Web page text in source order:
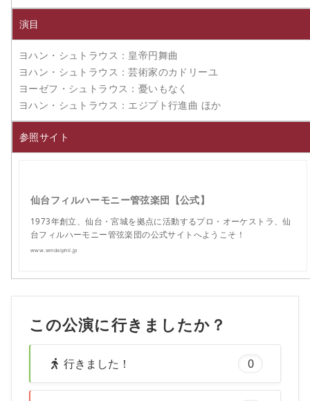
演目
ヨハン・シュトラウス：皇帝円舞曲
ヨハン・シュトラウス：芸術家のカドリーユ
ヨーゼフ・シュトラウス：憂いもなく
ヨハン・シュトラウス：エジプト行進曲 ほか
参照サイト
仙台フィルハーモニー管弦楽団【公式】
1973年創立、仙台・宮城を拠点に活動するプロ・オーケストラ、仙
台フィルハーモニー管弦楽団の公式サイトへようこそ！
www.sendaiphil.jp
この公演に行きましたか？
行きました！ 0